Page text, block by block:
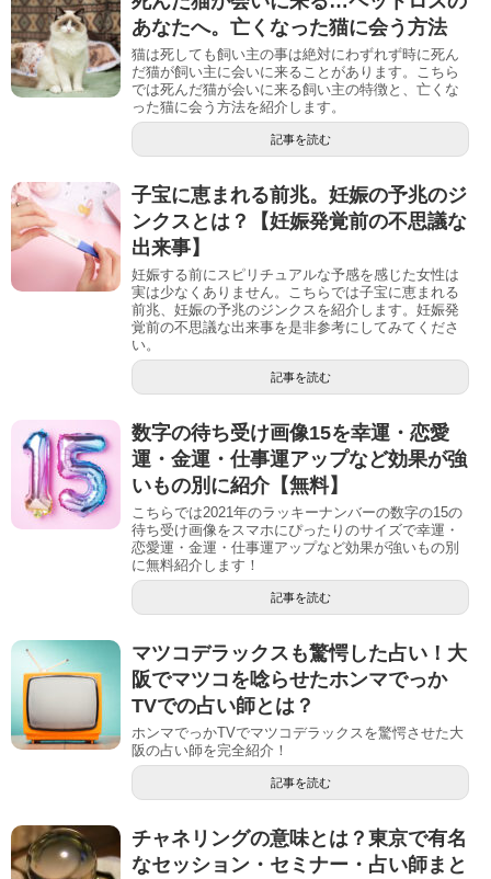
あなたへ。亡くなった猫に会う方法
猫は死しても飼い主の事は絶対にわずれず時に死ん
だ猫が飼い主に会いに来ることがあります。こちら
では死んだ猫が会いに来る飼い主の特徴と、亡くな
った猫に会う方法を紹介します。
記事を読む
子宝に恵まれる前兆。妊娠の予兆のジ
ンクスとは？【妊娠発覚前の不思議な
出来事】
妊娠する前にスピリチュアルな予感を感じた女性は
実は少なくありません。こちらでは子宝に恵まれる
前兆、妊娠の予兆のジンクスを紹介します。妊娠発
覚前の不思議な出来事を是非参考にしてみてくださ
い。
記事を読む
数字の待ち受け画像15を幸運・恋愛
運・金運・仕事運アップなど効果が強
いもの別に紹介【無料】
こちらでは2021年のラッキーナンバーの数字の15の
待ち受け画像をスマホにぴったりのサイズで幸運・
恋愛運・金運・仕事運アップなど効果が強いもの別
に無料紹介します！
記事を読む
マツコデラックスも驚愕した占い！大
阪でマツコを唸らせたホンマでっか
TVでの占い師とは？
ホンマでっかTVでマツコデラックスを驚愕させた大
阪の占い師を完全紹介！
記事を読む
チャネリングの意味とは？東京で有名
なセッション・セミナー・占い師まと